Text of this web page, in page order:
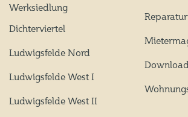
Werksiedlung
Dichterviertel
Ludwigsfelde Nord
Ludwigsfelde West I
Ludwigsfelde West II